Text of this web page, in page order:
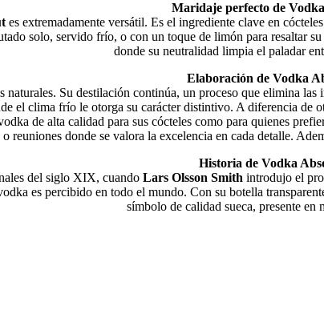
Maridaje perfecto de
es extremadamente versátil. Es el ingrediente clave en
solo, servido frío, o con un toque de limón para resaltar
donde su neutralidad limpia el paladar
Elaboración de Vodka
Su destilación continúa, un proceso que elimina
el clima frío le otorga su carácter distintivo. A diferencia
de alta calidad para sus cócteles como para quienes
reuniones donde se valora la excelencia en cada detalle.
Historia de Vodka
del siglo XIX, cuando Lars Olsson Smith introdujo el
es percibido en todo el mundo. Con su botella
símbolo de calidad sueca, presente en